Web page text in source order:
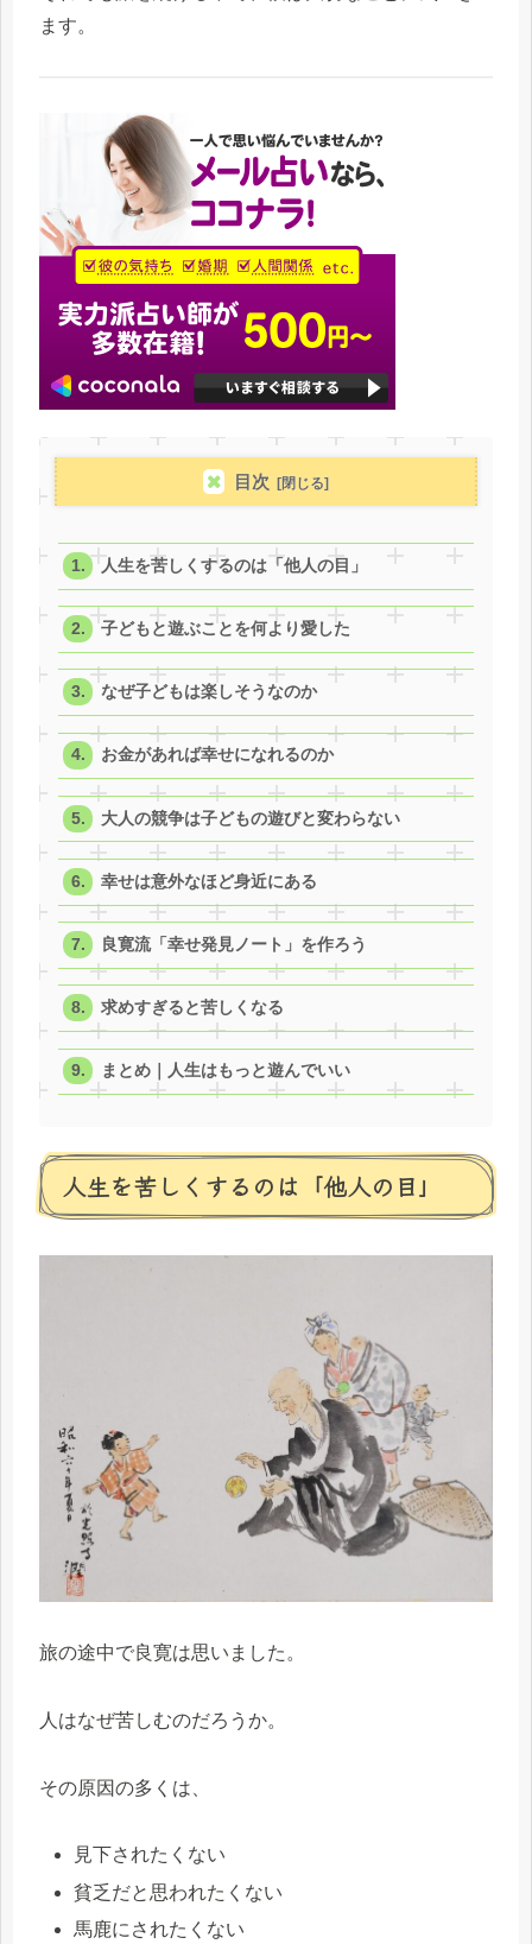
ます。
目次
人生を苦しくするのは「他人の目」
子どもと遊ぶことを何より愛した
なぜ子どもは楽しそうなのか
お金があれば幸せになれるのか
大人の競争は子どもの遊びと変わらない
幸せは意外なほど身近にある
良寛流「幸せ発見ノート」を作ろう
求めすぎると苦しくなる
まとめ｜人生はもっと遊んでいい
人生を苦しくするのは「他人の目」
旅の途中で良寛は思いました。
人はなぜ苦しむのだろうか。
その原因の多くは、
見下されたくない
貧乏だと思われたくない
馬鹿にされたくない